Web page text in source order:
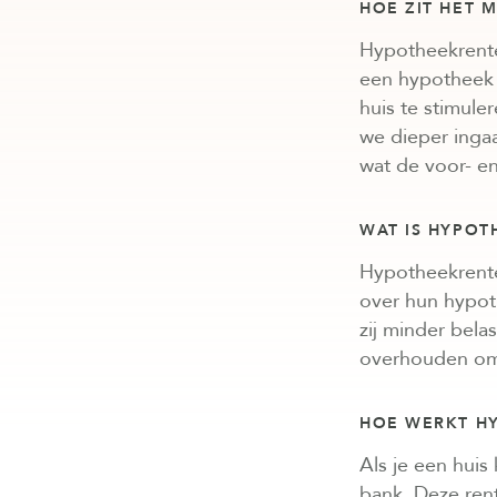
HOE ZIT HET
een
huis te
we dieper
wat de voor-
WAT IS
over hun
zij minder
overhouden
HOE WERKT
Als je een